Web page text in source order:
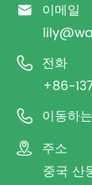
 이메일
 전화
+86-
 이동하는
 주소
중국 산